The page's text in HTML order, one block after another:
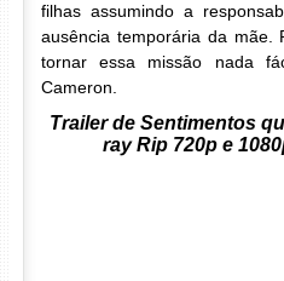
filhas assumindo a
ausência temporária da mãe.
tornar essa missão nada
Cameron.
Trailer de Sentimentos
ray Rip 720p e